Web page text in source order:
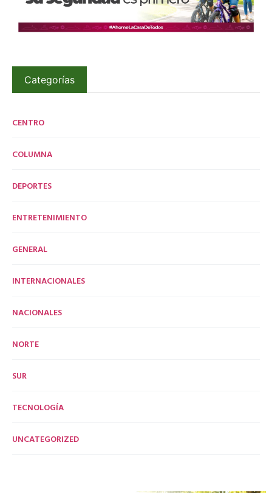
Categorías
CENTRO
COLUMNA
DEPORTES
ENTRETENIMIENTO
GENERAL
INTERNACIONALES
NACIONALES
NORTE
SUR
TECNOLOGÍA
UNCATEGORIZED